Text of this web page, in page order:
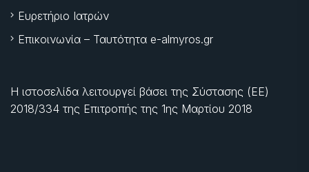
Ευρετήριο Ιατρών
Επικοινωνία – Ταυτότητα e-almyros.gr
Η ιστοσελίδα λειτουργεί βάσει της Σύστασης (ΕΕ)
2018/334 της Επιτροπής της 1ης Μαρτίου 2018